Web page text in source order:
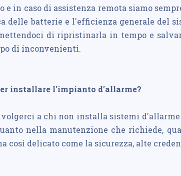
e in caso di assistenza remota siamo
delle batterie e l'efficienza generale del
di ripristinarla in tempo e
di inconvenienti.
installare l'impianto d'allarme?
a chi non installa sistemi
nella manutenzione che richiede,
così delicato come la sicurezza, alte